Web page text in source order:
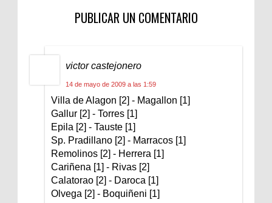
PUBLICAR UN COMENTARIO
victor castejonero
14 de mayo de 2009 a las 1:59
Villa de Alagon [2] - Magallon [1]
Gallur [2] - Torres [1]
Epila [2] - Tauste [1]
Sp. Pradillano [2] - Marracos [1]
Remolinos [2] - Herrera [1]
Cariñena [1] - Rivas [2]
Calatorao [2] - Daroca [1]
Olvega [2] - Boquiñeni [1]